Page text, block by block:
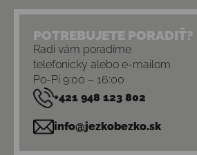
POTREBUJETE PORADIŤ?
Radi vám poradíme
telefonicky alebo e-mailom
Po-Pi 9:00 – 16:00
+421 948 123 802
info@jezkobezko.sk